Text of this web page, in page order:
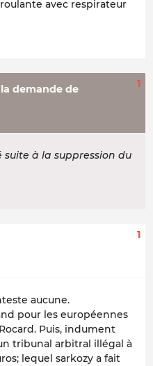
avec respirateur
demande de
1
suite à la suppression du
1
aucune.
pour les européennes
Puis, indument
tribunal arbitral illégal à
lequel sarkozy a fait